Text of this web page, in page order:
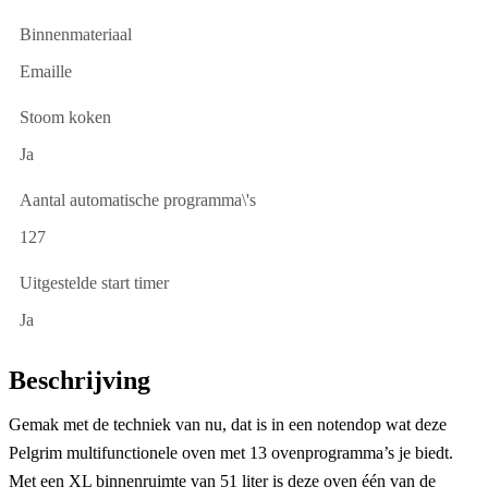
Binnenmateriaal
Emaille
Stoom koken
Ja
Aantal automatische programma\'s
127
Uitgestelde start timer
Ja
Beschrijving
Gemak met de techniek van nu, dat is in een notendop wat deze
Pelgrim multifunctionele oven met 13 ovenprogramma’s je biedt.
Met een XL binnenruimte van 51 liter is deze oven één van de